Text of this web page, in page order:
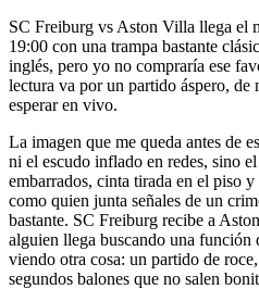
SC Freiburg vs Aston Villa llega el
19:00 con una trampa bastante
inglés, pero yo no compraría ese
lectura va por un partido áspero, de
esperar en vivo.
La imagen que me queda antes de
ni el escudo inflado en redes, sino
embarrados, cinta tirada en el piso
como quien junta señales de un
bastante. SC Freiburg recibe a
alguien llega buscando una función
viendo otra cosa: un partido de
segundos balones que no salen